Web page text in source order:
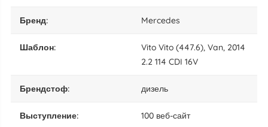
бренд: Mercedes
шаблон:
Vito Vito (447.6), Van, 2014
2.2 114 CDI 16V
брендстоф: дизель
выступление: 100 веб-сайт